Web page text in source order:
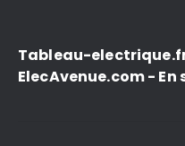
Tableau-
ElecAvenue.com - En